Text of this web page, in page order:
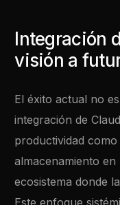
Integración
visión a
El éxito actual no
integración de
productividad
almacenamiento
ecosistema donde